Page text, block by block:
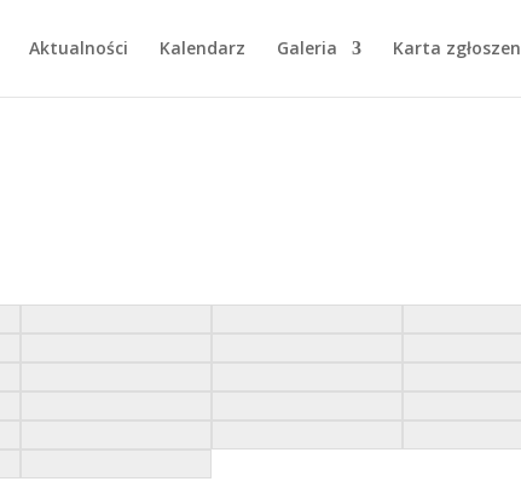
Aktualności Kalendarz Galeria Karta zgłoszen